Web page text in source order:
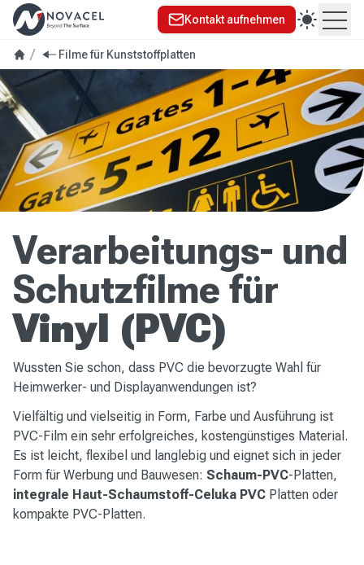
Kontakt aufnehmen
Filme für Kunststoffplatten
Verarbeitungs- und
Schutzfilme für
Vinyl (PVC)
Wussten Sie schon, dass PVC die bevorzugte Wahl für
Heimwerker- und Displayanwendungen ist?
Vielfältig und vielseitig in Form, Farbe und Ausführung ist
PVC-Film ein sehr erfolgreiches, kostengünstiges Material.
Es ist leicht, flexibel und langlebig und eignet sich in jeder
Form für Werbung und Bauwesen: Schaum-PVC-Platten,
integrale Haut-Schaumstoff-Celuka PVC Platten oder
kompakte PVC-Platten.